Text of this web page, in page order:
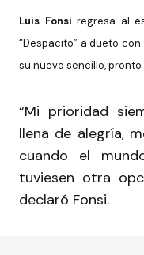
Luis Fonsiregresa al
“Despacito” a dueto
su nuevo sencillo, pronto
“Mi prioridad
llena de alegría,
cuando el
tuviesen otra
declaró Fonsi.